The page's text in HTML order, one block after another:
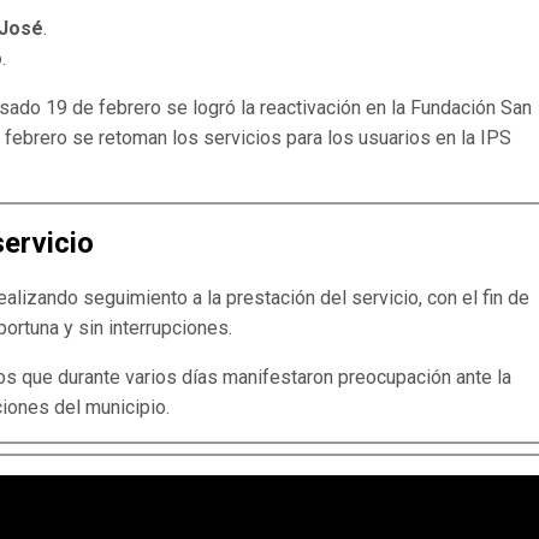
.
.
19 de febrero se logró la reactivación en la Fundación San
se retoman los servicios para los usuarios en la IPS
seguimiento a la prestación del servicio, con el fin de
y sin interrupciones.
que durante varios días manifestaron preocupación ante la
del municipio.